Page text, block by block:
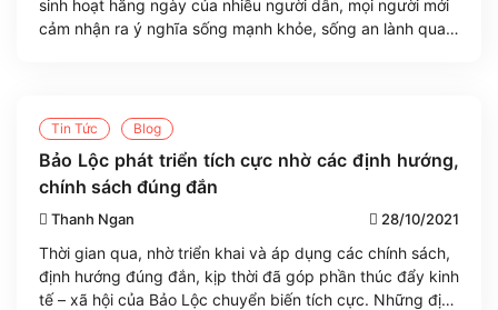
sinh hoạt hằng ngày của nhiều người dân, mọi người mới
cảm nhận ra ý nghĩa sống mạnh khỏe, sống an lành quan
Tin Tức Blog
Bảo Lộc phát triển tích cực nhờ các định hướng,
chính sách đúng đắn
Thanh Ngan 28/10/2021
Thời gian qua, nhờ triển khai và áp dụng các chính sách,
định hướng đúng đắn, kịp thời đã góp phần thúc đẩy kinh
tế – xã hội của Bảo Lộc chuyển biến tích cực. Những định